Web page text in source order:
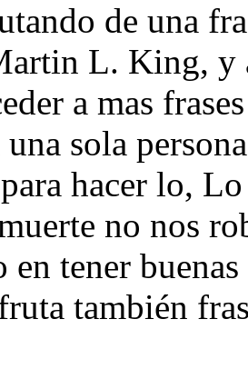
de una
L. King, y
a mas
sola
hacer lo,
no nos
en tener
también